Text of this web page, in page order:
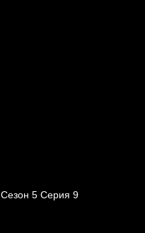
Сезон 5 Серия 9